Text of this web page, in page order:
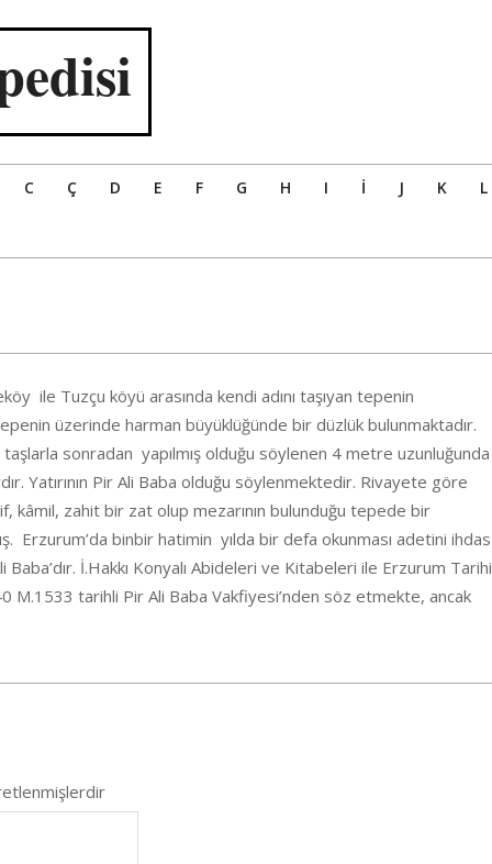
C Ç D E F G H I İ J K L
ile Tuzçu köyü arasında kendi adını taşıyan tepenin
üzerinde harman büyüklüğünde bir düzlük bulunmaktadır.
sonradan yapılmış olduğu söylenen 4 metre uzunluğunda
Yatırının Pir Ali Baba olduğu söylenmektedir. Rivayete göre
kâmil, zahit bir zat olup mezarının bulunduğu tepede bir
Erzurum’da binbir hatimin yılda bir defa okunması adetini ihdas
Baba’dır. İ.Hakkı Konyalı Abideleri ve Kitabeleri ile Erzurum Tarihi
M.1533 tarihli Pir Ali Baba Vakfiyesi’nden söz etmekte, ancak